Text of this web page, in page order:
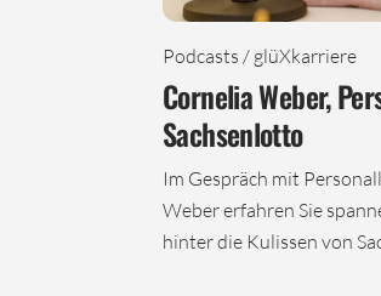
Podcasts / glüXkarriere
Cornelia Weber,
Sachsenlotto
Im Gespräch mit
Weber erfahren Sie
hinter die Kulissen von